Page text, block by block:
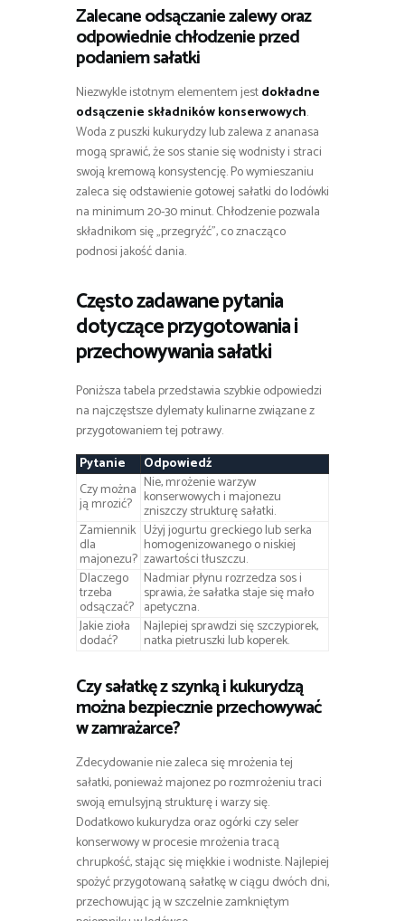
Zalecane odsączanie zalewy oraz
odpowiednie chłodzenie przed
podaniem sałatki
Niezwykle istotnym elementem jestdokładne
odsączenie składników konserwowych.
Woda z puszki kukurydzy lub zalewa z ananasa
mogą sprawić, że sos stanie się wodnisty i straci
swoją kremową konsystencję. Po wymieszaniu
zaleca się odstawienie gotowej sałatki do lodówki
na minimum 20-30 minut. Chłodzenie pozwala
składnikom się „przegryźć”, co znacząco
podnosi jakość dania.
Często zadawane pytania
dotyczące przygotowania i
przechowywania sałatki
Poniższa tabela przedstawia szybkie odpowiedzi
na najczęstsze dylematy kulinarne związane z
przygotowaniem tej potrawy.
Pytanie
Odpowiedź
Czy można
ją mrozić?
Nie, mrożenie warzyw
konserwowych i majonezu
zniszczy strukturę sałatki.
Zamiennik
dla
majonezu?
Użyj jogurtu greckiego lub serka
homogenizowanego o niskiej
zawartości tłuszczu.
Dlaczego
trzeba
odsączać?
Nadmiar płynu rozrzedza sos i
sprawia, że sałatka staje się mało
apetyczna.
Jakie zioła
dodać?
Najlepiej sprawdzi się szczypiorek,
natka pietruszki lub koperek.
Czy sałatkę z szynką i kukurydzą
można bezpiecznie przechowywać
w zamrażarce?
Zdecydowanie nie zaleca się mrożenia tej
sałatki, ponieważ majonez po rozmrożeniu traci
swoją emulsyjną strukturę i warzy się.
Dodatkowo kukurydza oraz ogórki czy seler
konserwowy w procesie mrożenia tracą
chrupkość, stając się miękkie i wodniste. Najlepiej
spożyć przygotowaną sałatkę w ciągu dwóch dni,
przechowując ją w szczelnie zamkniętym